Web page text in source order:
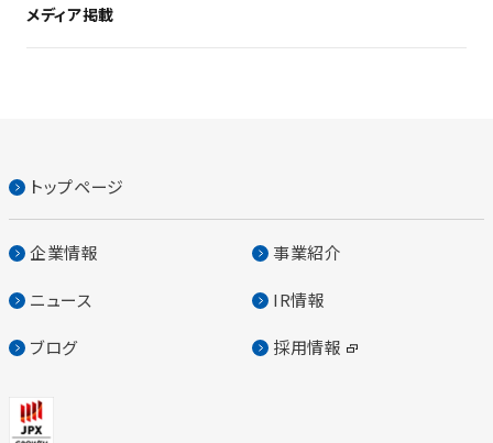
メディア掲載
トップページ
企業情報 事業紹介
ニュース IR情報
ブログ 採用情報